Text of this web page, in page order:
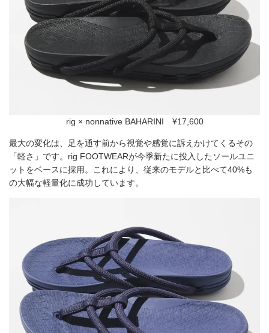
rig × nonnative BAHARINI ¥17,600
最大の変化は、足を通す前から視覚や感覚に訴えかけてくるその
「軽さ」です。rig FOOTWEARが今季新たに投入したソールユニ
ットをベースに採用。これにより、従来のモデルと比べて40%も
の大幅な軽量化に成功しています。